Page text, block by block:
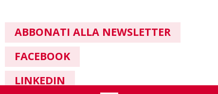
ABBONATI ALLA NEWSLETTER
FACEBOOK
LINKEDIN